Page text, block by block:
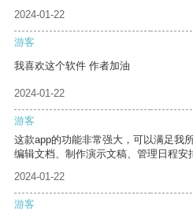
2024-01-22
游客
我喜欢这个软件 作者加油
2024-01-22
游客
这款app的功能非常强大，可以满足我
编辑文档、制作演示文稿、管理日程安
2024-01-22
游客